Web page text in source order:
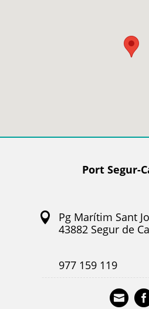
Port Segur-
Pg Marítim Sant
43882 Segur de
977 159 119
E-